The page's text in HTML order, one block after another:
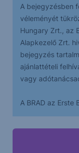
A bejegyzésben
véleményét
Hungary Zrt., az
Alapkezelő Zrt.
bejegyzés
ajánlattételi
vagy
A BRAD az